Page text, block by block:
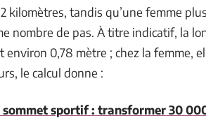
kilomètres, tandis qu’une femme
nombre de pas. À titre indicatif, la
environ 0,78 mètre ; chez la femme,
le calcul donne :
sportif : transformer 30